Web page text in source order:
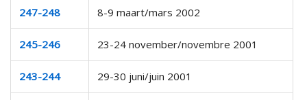
247-248 8-9 maart/mars 2002
245-246 23-24 november/novembre 2001
243-244 29-30 juni/juin 2001